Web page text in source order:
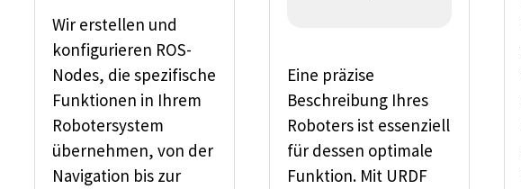
Wir erstellen und
konfigurieren ROS-
Nodes, die spezifische
Funktionen in Ihrem
Robotersystem
übernehmen, von der
Navigation bis zur
Eine präzise
Beschreibung Ihres
Roboters ist essenziell
für dessen optimale
Funktion. Mit URDF